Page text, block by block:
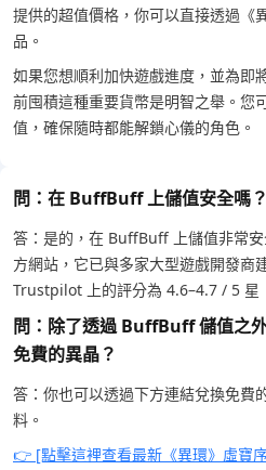
提供的超值價格，你可以直接透過《
品。
如果您想順利加快遊戲進度，並為即
前囤積這種重要貨幣是明智之舉。您
值，確保隨時都能解鎖心儀的角色。
問：在 BuffBuff 上儲值安全嗎？
答：是的，在 BuffBuff 上儲值非常
方網站，它已與多家大型遊戲開發商
Trustpilot 上的評分為 4.6–4.7 / 5 星
問：除了透過 BuffBuff 儲值之
免費的異晶？
答：你也可以透過下方連結兌換免費
料。
👉 [點擊這裡查看最新《異環》虛寶